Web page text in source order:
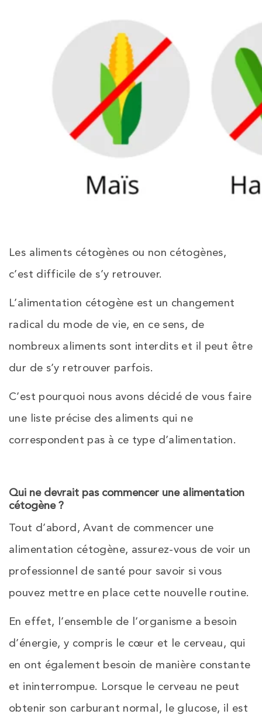
Les aliments cétogènes ou non cétogènes,
c’est difficile de s’y retrouver.
L’alimentation cétogène est un changement
radical du mode de vie, en ce sens, de
nombreux aliments sont interdits et il peut être
dur de s’y retrouver parfois.
C’est pourquoi nous avons décidé de vous faire
une liste précise des aliments qui ne
correspondent pas à ce type d’alimentation.
Qui ne devrait pas commencer une alimentation
cétogène ?
Tout d’abord, Avant de commencer une
alimentation cétogène, assurez-vous de voir un
professionnel de santé pour savoir si vous
pouvez mettre en place cette nouvelle routine.
En effet, l’ensemble de l’organisme a besoin
d’énergie, y compris le cœur et le cerveau, qui
en ont également besoin de manière constante
et ininterrompue. Lorsque le cerveau ne peut
obtenir son carburant normal, le glucose, il est